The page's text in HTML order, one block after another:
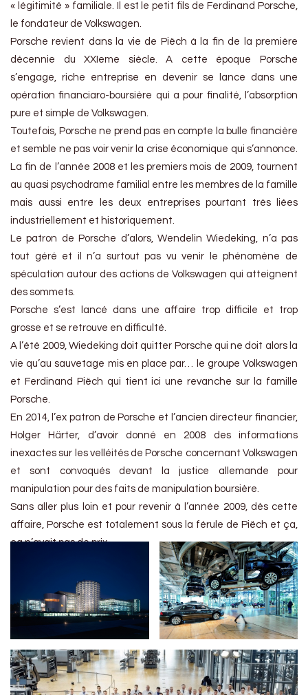
« légitimité » familiale. Il est le petit fils de Ferdinand Porsche,
le fondateur de Volkswagen.
Porsche revient dans la vie de Piëch à la fin de la première
décennie du XXIeme siècle. A cette époque Porsche
s’engage, riche entreprise en devenir se lance dans une
opération financiaro-boursière qui a pour finalité, l’absorption
pure et simple de Volkswagen.
Toutefois, Porsche ne prend pas en compte la bulle financière
et semble ne pas voir venir la crise économique qui s’annonce.
La fin de l’année 2008 et les premiers mois de 2009, tournent
au quasi psychodrame familial entre les membres de la famille
mais aussi entre les deux entreprises pourtant très liées
industriellement et historiquement.
Le patron de Porsche d’alors, Wendelin Wiedeking, n’a pas
tout géré et il n’a surtout pas vu venir le phénomène de
spéculation autour des actions de Volkswagen qui atteignent
des sommets.
Porsche s’est lancé dans une affaire trop difficile et trop
grosse et se retrouve en difficulté.
A l’été 2009, Wiedeking doit quitter Porsche qui ne doit alors la
vie qu’au sauvetage mis en place par… le groupe Volkswagen
et Ferdinand Piëch qui tient ici une revanche sur la famille
Porsche.
En 2014, l’ex patron de Porsche et l’ancien directeur financier,
Holger Härter, d’avoir donné en 2008 des informations
inexactes sur les velléités de Porsche concernant Volkswagen
et sont convoqués devant la justice allemande pour
manipulation pour des faits de manipulation boursière.
Sans aller plus loin et pour revenir à l’année 2009, dès cette
affaire, Porsche est totalement sous la férule de Piëch et ça,
ça n’avait pas de prix.